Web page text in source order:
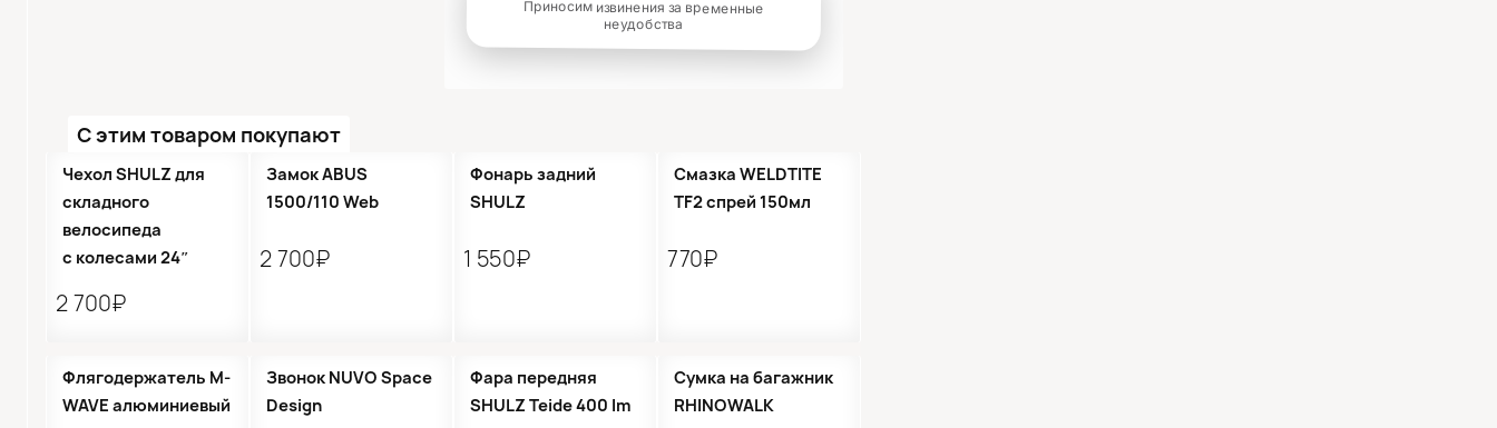
С этим товаром покупают
Чехол SHULZ для
складного
велосипеда
с колесами 24″
2 700₽
Замок ABUS
1500/110 Web
2 700₽
Фонарь задний
SHULZ
1 550₽
Смазка WELDTITE
TF2 спрей 150мл
770₽
Флягодержатель M-
WAVE алюминиевый
Звонок NUVO Space
Design
Фара передняя
SHULZ Teide 400 lm
Сумка на багажник
RHINOWALK